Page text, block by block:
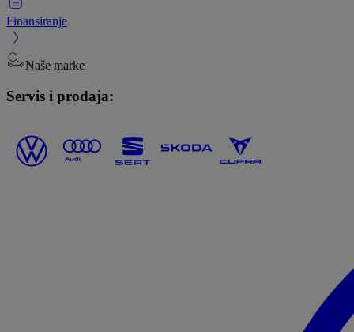
Finansiranje
Naše marke
Servis i prodaja: